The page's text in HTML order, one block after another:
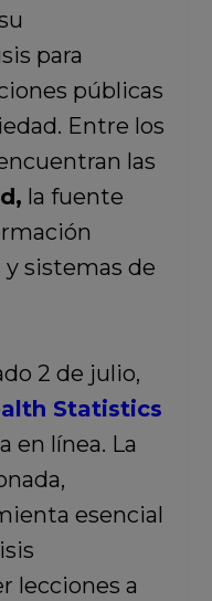
para
públicas
Entre los
las
la fuente
sistemas de
2 de julio,
Statistics
en línea. La
esencial
lecciones a